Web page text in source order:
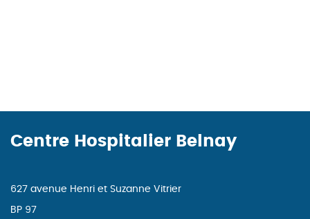
Centre Hospitalier Belnay
627 avenue Henri et Suzanne Vitrier
BP 97